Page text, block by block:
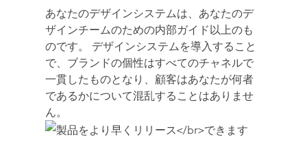
あなたのデザインシステムは、あなたのデ
ザインチームのための内部ガイド以上のも
のです。 デザインシステムを導入すること
で、ブランドの個性はすべてのチャネルで
一貫したものとなり、顧客はあなたが何者
であるかについて混乱することはありませ
ん。